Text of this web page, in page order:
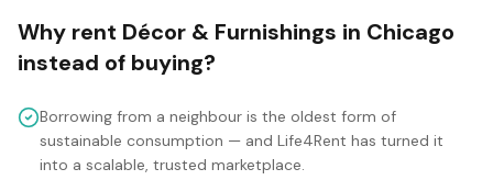
Why rent Décor & Furnishings in Chicago
instead of buying?
Borrowing from a neighbour is the oldest form of
sustainable consumption — and Life4Rent has turned it
into a scalable, trusted marketplace.